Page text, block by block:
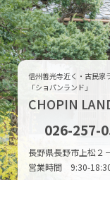
信州善光寺近く・古民家
「ショパンランド」
CHOPIN
026-257-
長野県長野市上松２
営業時間 9:30-